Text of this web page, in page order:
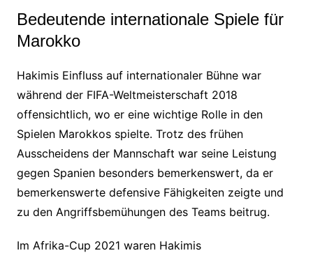
Bedeutende internationale Spiele für
Marokko
Hakimis Einfluss auf internationaler Bühne war
während der FIFA-Weltmeisterschaft 2018
offensichtlich, wo er eine wichtige Rolle in den
Spielen Marokkos spielte. Trotz des frühen
Ausscheidens der Mannschaft war seine Leistung
gegen Spanien besonders bemerkenswert, da er
bemerkenswerte defensive Fähigkeiten zeigte und
zu den Angriffsbemühungen des Teams beitrug.
Im Afrika-Cup 2021 waren Hakimis